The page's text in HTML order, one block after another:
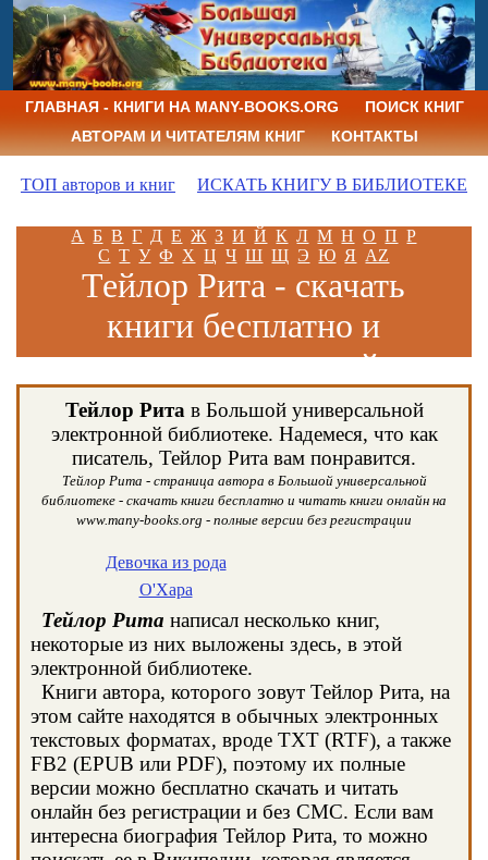
ГЛАВНАЯ - КНИГИ НА MANY-BOOKS.ORG
ПОИСК КНИГ
АВТОРАМ И ЧИТАТЕЛЯМ КНИГ
КОНТАКТЫ
ТОП авторов и книг ИСКАТЬ КНИГУ В БИБЛИОТЕКЕ
А Б В Г Д Е Ж З И Й К Л М Н О П Р
С Т У Ф Х Ц Ч Ш Щ Э Ю Я AZ
Тейлор Рита - скачать
книги бесплатно и
читать книги онлайн
Тейлор Рита в Большой универсальной
электронной библиотеке. Надемеся, что как
писатель, Тейлор Рита вам понравится.
Тейлор Рита - страница автора в Большой универсальной
библиотеке - скачать книги бесплатно и читать книги онлайн на
www.many-books.org - полные версии без регистрации
Девочка из рода
О'Хара
Тейлор Рита написал несколько книг,
некоторые из них выложены здесь, в этой
электронной библиотеке.
Книги автора, которого зовут Тейлор Рита, на
этом сайте находятся в обычных электронных
текстовых форматах, вроде TXT (RTF), а также
FB2 (EPUB или PDF), поэтому их полные
версии можно бесплатно скачать и читать
онлайн без регистрации и без СМС. Если вам
интересна биография Тейлор Рита, то можно